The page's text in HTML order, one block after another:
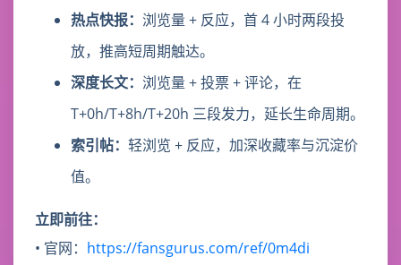
热点快报： 浏览量 + 反应，首 4 小时两段投
放，推高短周期触达。
深度长文： 浏览量 + 投票 + 评论，在
T+0h/T+8h/T+20h 三段发力，延长生命周期。
索引帖： 轻浏览 + 反应，加深收藏率与沉淀价
值。
立即前往：
• 官网： https://fansgurus.com/ref/0m4di